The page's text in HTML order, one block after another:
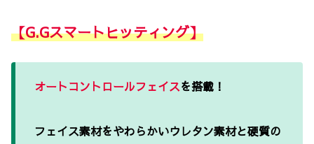
【G.Gスマートヒッティング】
オートコントロールフェイスを搭載！
フェイス素材をやわらかいウレタン素材と硬質の